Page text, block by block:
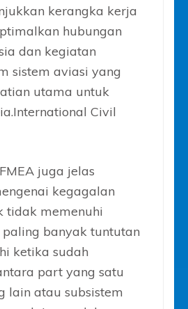
kerangka kerja
hubungan
dan kegiatan
sistem aviasi yang
utama untuk
Civil
juga jelas
kegagalan
tidak memenuhi
banyak tuntutan
ketika sudah
part yang satu
lain atau subsistem